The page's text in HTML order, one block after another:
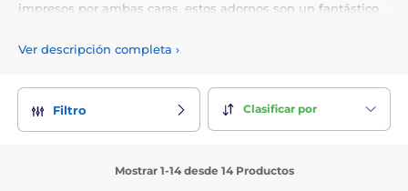
impresos por ambas caras, estos adornos son un fantástico
Ver descripción completa ›
Filtro Clasificar por
Mostrar 1-14 desde 14 Productos